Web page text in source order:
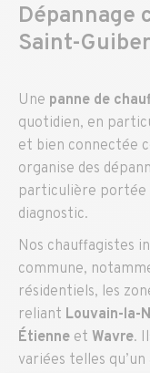
Dépannage
Saint-
Une panne de
quotidien, en
et bien connectée
organise des
particulière portée
diagnostic.
Nos chauffagistes
commune,
résidentiels, les
reliant Louvain-la-
Étienne et Wavre.
variées telles